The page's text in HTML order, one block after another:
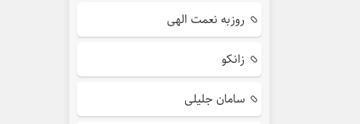
روزبه نعمت الهی
زانکو
سامان جلیلی